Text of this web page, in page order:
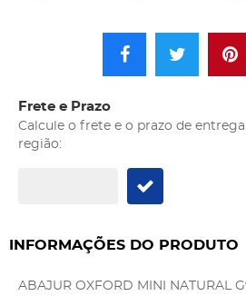
Frete e Prazo
Calcule o frete e o prazo de
região:
INFORMAÇÕES DO PRODUTO
ABAJUR OXFORD MINI NATURAL